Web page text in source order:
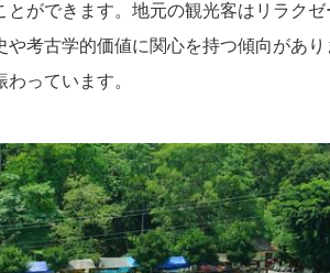
とができます。地元の観光客はリラク
や考古学的価値に関心を持つ傾向があ
っています。